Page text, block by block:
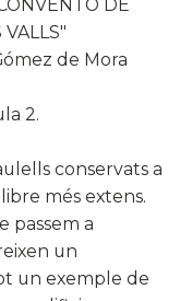
DE
de Mora
2.
conservats a
més extens.
passem a
un
un exemple de